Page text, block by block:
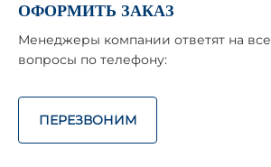
ОФОРМИТЬ ЗАКАЗ
Менеджеры компании ответят на все
вопросы по телефону:
ПЕРЕЗВОНИМ